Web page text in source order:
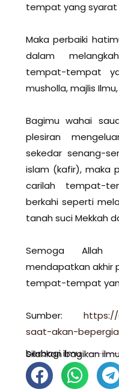
tempat yang syarat
Maka perbaiki
dalam
tempat-tempat
musholla, majlis
Bagimu wahai
plesiran
sekedar senang-
islam (kafir), maka
carilah tempat-
berkahi seperti
tanah suci Mekkah
Semoga Allah
mendapatkan akhir
tempat-tempat
Sumber: https://
saat-akan-
berbagi ilmu
Silahkan bagikan